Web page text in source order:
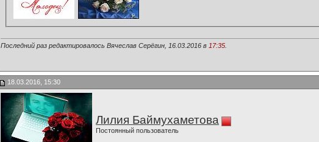
Последний раз редактировалось Вячеслав Серёгин, 16.03.2016 в 17:35
18.03.2016, 15:30
Лилия Баймухаметова
Постоянный пользователь